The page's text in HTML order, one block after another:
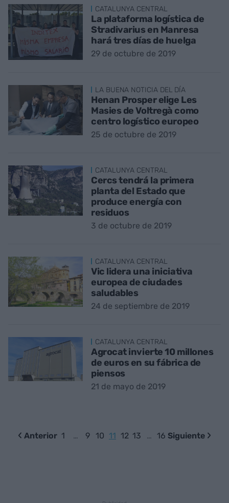
CATALUNYA CENTRAL
La plataforma logística de
Stradivarius en Manresa
hará tres días de huelga
29 de octubre de 2019
LA BUENA NOTICIA DEL DÍA
Henan Prosper elige Les
Masies de Voltregà como
centro logístico europeo
25 de octubre de 2019
CATALUNYA CENTRAL
Cercs tendrá la primera
planta del Estado que
produce energía con
residuos
3 de octubre de 2019
CATALUNYA CENTRAL
Vic lidera una iniciativa
europea de ciudades
saludables
24 de septiembre de 2019
CATALUNYA CENTRAL
Agrocat invierte 10 millones
de euros en su fábrica de
piensos
21 de mayo de 2019
Anterior 1 … 9 10 11 12 13 … 16 Siguiente